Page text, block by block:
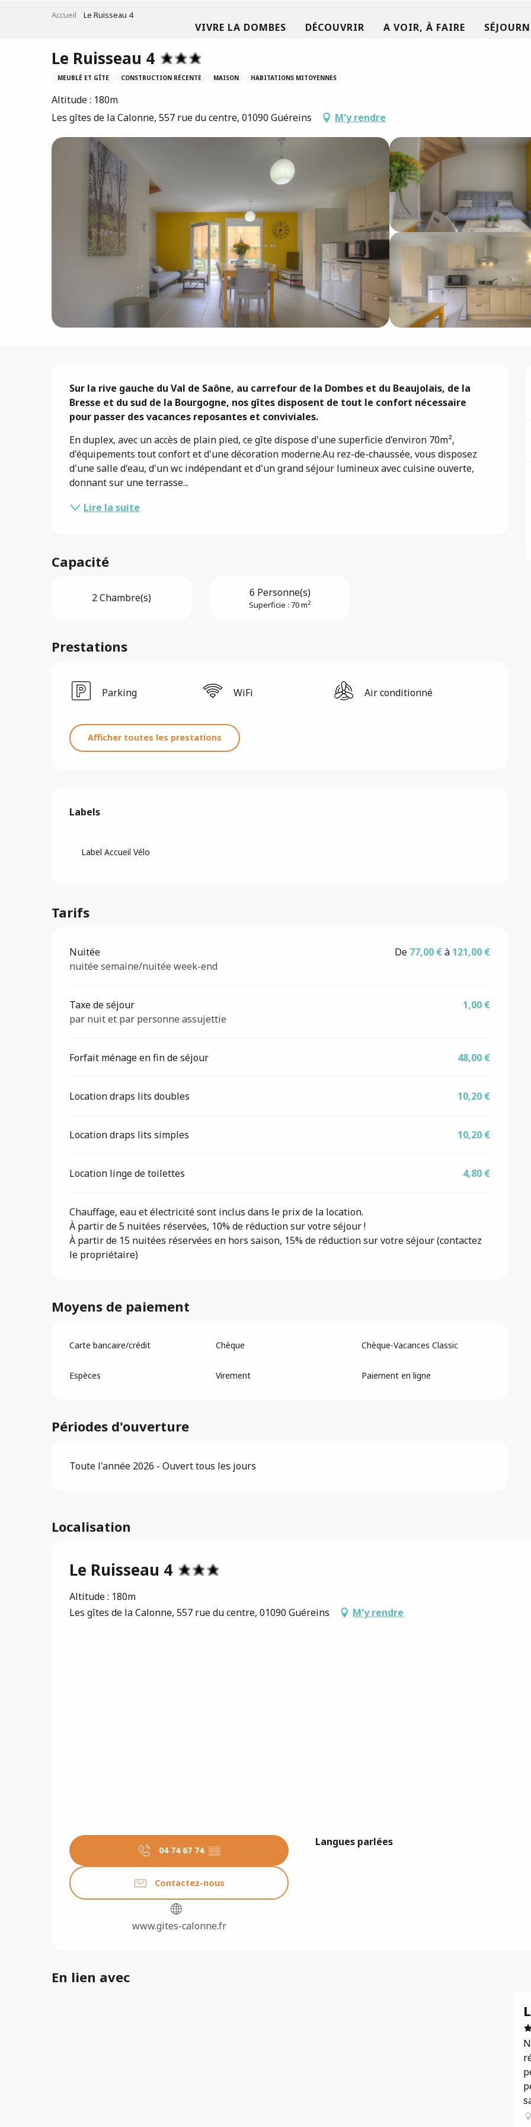
VIVRE LA DOMBES DÉCOUVRIR A VOIR, À FAIRE
Accueil Le Ruisseau 4
Le Ruisseau 4
MEUBLÉ ET GÎTE CONSTRUCTION RÉCENTE MAISON HABITATIONS MITOYENNES
Altitude : 180m
Les gîtes de la Calonne, 557 rue du centre, 01090 Guéreins
M'y rendre
Description
Sur la rive gauche du Val de Saône, au carrefour de la Dombes et du Beaujolais, de la
Bresse et du sud de la Bourgogne, nos gîtes disposent de tout le confort nécessaire
pour passer des vacances reposantes et conviviales.
En duplex, avec un accès de plain pied, ce gîte dispose d'une superficie d'environ 70m²,
d'équipements tout confort et d'une décoration moderne.Au rez-de-chaussée, vous disposez
d'une salle d'eau, d'un wc indépendant et d'un grand séjour lumineux avec cuisine ouverte,
donnant sur une terrasse...
Lire la suite
Capacité
2 Chambre(s) 6 Personne(s)
Superficie : 70 m2
Prestations
Parking WiFi Air conditionné
Afficher toutes les prestations
Offres de prestations
Labels
Labels
Label Accueil Vélo
Tarifs
Tarifs 2026
Nuitée
nuitée semaine/nuitée week-end
De 77,00 €à 121,00 €
Taxe de séjour
par nuit et par personne assujettie
1,00 €
Forfait ménage en fin de séjour 48,00 €
Location draps lits doubles 10,20 €
Location draps lits simples 10,20 €
Location linge de toilettes 4,80 €
Chauffage, eau et électricité sont inclus dans le prix de la location.
À partir de 5 nuitées réservées, 10% de réduction sur votre séjour !
À partir de 15 nuitées réservées en hors saison, 15% de réduction sur votre séjour (contactez
le propriétaire)
Moyens de paiement
Carte bancaire/crédit Chèque Chèque-Vacances Classic
Espèces Virement Paiement en ligne
Périodes d'ouverture
Toute l'année 2026 - Ouvert tous les jours
Localisation
Le Ruisseau 4
Altitude : 180m
Les gîtes de la Calonne, 557 rue du centre, 01090 Guéreins
M'y rendre
04 74 67 74 ▒▒
Contactez-nous
www.gites-calonne.fr
Langues parlées
Langues parlées
En lien avec